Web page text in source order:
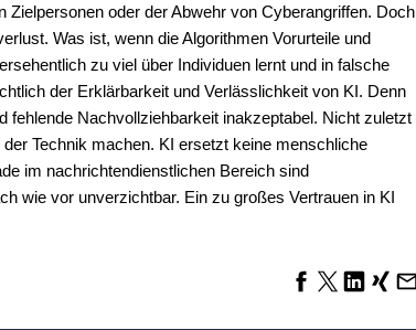
oder der Abwehr von Cyberangriffen. Doch
Was ist, wenn die Algorithmen Vorurteile und
zu viel über Individuen lernt und in falsche
der Erklärbarkeit und Verlässlichkeit von KI. Denn
fehlende Nachvollziehbarkeit inakzeptabel. Nicht zuletzt
Technik machen. KI ersetzt keine menschliche
im nachrichtendienstlichen Bereich sind
wie vor unverzichtbar. Ein zu großes Vertrauen in KI